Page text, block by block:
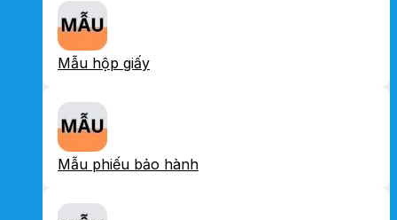
Mẫu hộp giấy
Mẫu phiếu bảo hành